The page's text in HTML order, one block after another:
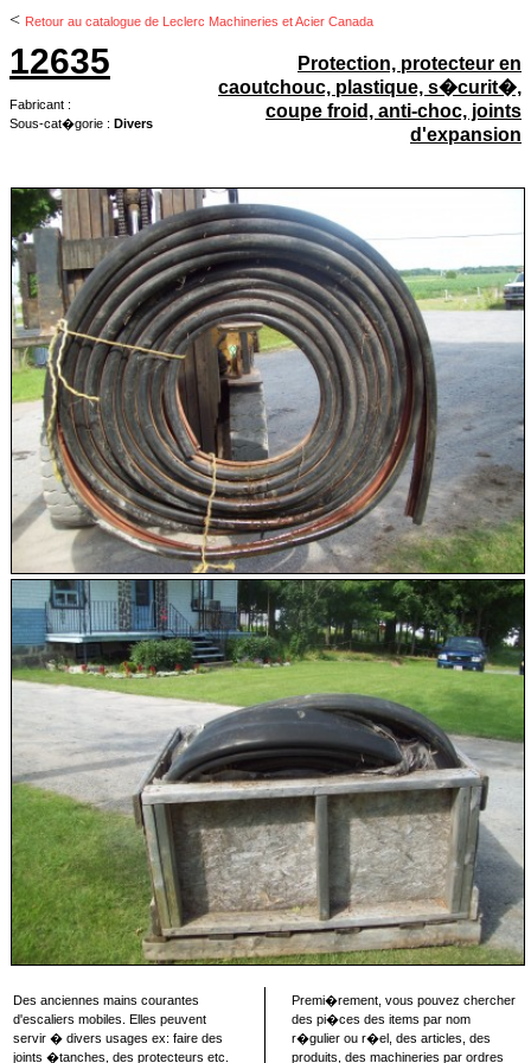
< Retour au catalogue de Leclerc Machineries et Acier Canada
12635
Fabricant :
Sous-cat�gorie : Divers
Protection, protecteur en
caoutchouc, plastique, s�curit�,
coupe froid, anti-choc, joints
d'expansion
Des anciennes mains courantes
d'escaliers mobiles. Elles peuvent
servir � divers usages ex: faire des
joints �tanches, des protecteurs etc.
Premi�rement, vous pouvez chercher
des pi�ces des items par nom
r�gulier ou r�el, des articles, des
produits, des machineries par ordres